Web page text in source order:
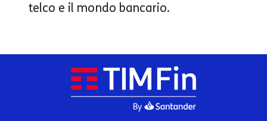
telco e il mondo bancario.